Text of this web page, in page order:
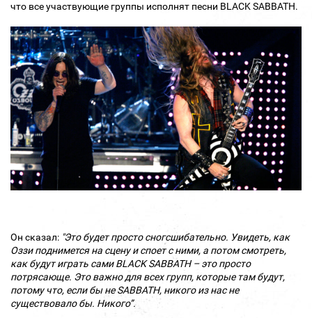
что все участвующие группы исполнят песни BLACK SABBATH.
Он сказал: "Это будет просто сногсшибательно. Увидеть, как
Оззи поднимется на сцену и споет с ними, а потом смотреть,
как будут играть сами BLACK SABBATH – это просто
потрясающе. Это важно для всех групп, которые там будут,
потому что, если бы не SABBATH, никого из нас не
существовало бы. Никого”.